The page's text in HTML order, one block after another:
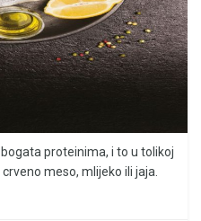
proteinima, i to u tolikoj
meso, mlijeko ili jaja.